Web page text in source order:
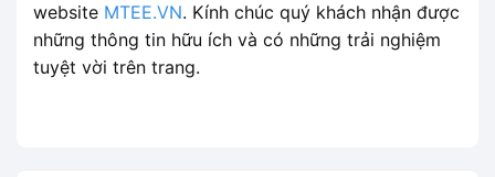
website MTEE.VN. Kính chúc quý khách nhận được
những thông tin hữu ích và có những trải nghiệm
tuyệt vời trên trang.